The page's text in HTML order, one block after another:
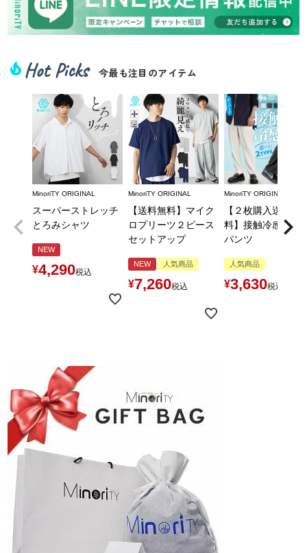
local_fire_department Hot Picks 今最も注目のアイテム
MinoriTY ORIGINAL
スーパーストレッチ
とろみシャツ
NEW
¥4,290税込
MinoriTY ORIGINAL
【送料無料】マイク
ロプリーツ２ピース
セットアップ
NEW 人気商品
¥7,260税込
MinoriTY ORIGINAL
【２枚購入送料無
料】接触冷感とろ
パンツ
人気商品
¥3,630税込